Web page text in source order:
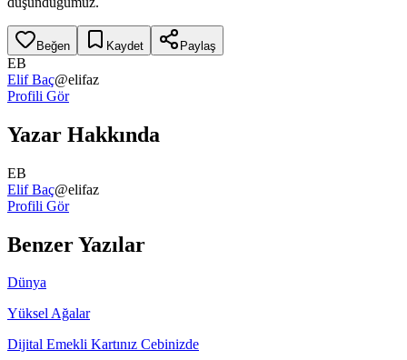
Beğen Kaydet Paylaş
EB
Elif Baç@elifaz
Profili Gör
Yazar Hakkında
EB
Elif Baç@elifaz
Profili Gör
Benzer Yazılar
Dünya
Yüksel Ağalar
Dijital Emekli Kartınız Cebinizde